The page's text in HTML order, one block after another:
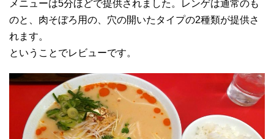
メニューは5分ほどで提供されました。レンゲは通常のも
のと、肉そぼろ用の、穴の開いたタイプの2種類が提供さ
れます。
ということでレビューです。